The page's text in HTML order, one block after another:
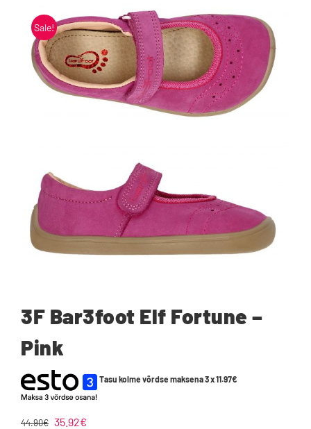
Blogi
Kontakt
Brändid
Sale!
3F Bar3foot Elf Fortune –
Pink
Tasu kolme võrdse maksena 3 x11.97€
44.90€ Algne
35.92€